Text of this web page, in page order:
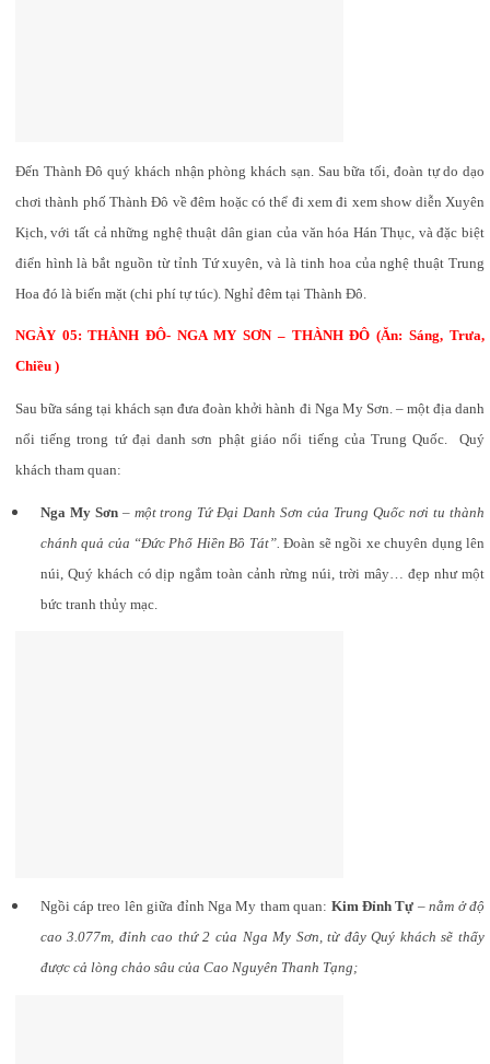
Đến Thành Đô quý khách nhận phòng khách sạn. Sau bữa tối, đoàn tự do dạo
chơi thành phố Thành Đô về đêm hoặc có thể đi xem đi xem show diễn Xuyên
Kịch, với tất cả những nghệ thuật dân gian của văn hóa Hán Thục, và đặc biệt
điển hình là bắt nguồn từ tỉnh Tứ xuyên, và là tinh hoa của nghệ thuật Trung
Hoa đó là biến mặt (chi phí tự túc). Nghỉ đêm tại Thành Đô.
NGÀY 05: THÀNH ĐÔ- NGA MY SƠN – THÀNH ĐÔ (Ăn: Sáng, Trưa,
Chiều )
Sau bữa sáng tại khách sạn đưa đoàn khởi hành đi Nga My Sơn. – một địa danh
nổi tiếng trong tứ đại danh sơn phật giáo nổi tiếng của Trung Quốc. Quý
khách tham quan:
Nga My Sơn– một trong Tứ Đại Danh Sơn của Trung Quốc nơi tu thành
chánh quả của “Đức Phổ Hiền Bồ Tát”. Đoàn sẽ ngồi xe chuyên dụng lên
núi, Quý khách có dịp ngắm toàn cảnh rừng núi, trời mây… đẹp như một
bức tranh thủy mạc.
Ngồi cáp treo lên giữa đỉnh Nga My tham quan: Kim Đỉnh Tự –nằm ở độ
cao 3.077m, đỉnh cao thứ 2 của Nga My Sơn, từ đây Quý khách sẽ thấy
được cả lòng chảo sâu của Cao Nguyên Thanh Tạng;